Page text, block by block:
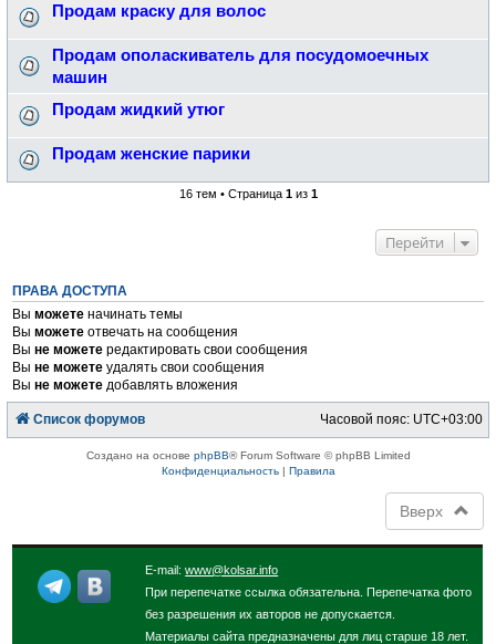
Продам краску для волос
Продам ополаскиватель для посудомоечных
машин
Продам жидкий утюг
Продам женские парики
16 тем • Страница 1из 1
Перейти
ПРАВА ДОСТУПА
Выможете начинать темы
Выможете отвечать на сообщения
Выне можете редактировать свои сообщения
Выне можете удалять свои сообщения
Выне можете добавлять вложения
Список форумов Часовой пояс: UTC+03:00
Создано на основе phpBB® Forum Software © phpBB Limited
Конфиденциальность| Правила
Вверх
E-mail:www@kolsar.info
При перепечатке ссылка обязательна. Перепечатка фото
без разрешения их авторов не допускается.
Материалы сайта предназначены для лиц старше 18 лет.